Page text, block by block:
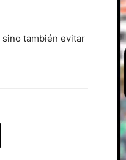
también evitar